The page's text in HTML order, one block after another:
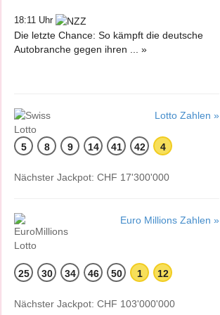
18:11 Uhr
Die letzte Chance: So kämpft die deutsche
Autobranche gegen ihren ... »
Lotto Zahlen »
5 8 9 14 41 42 4
Nächster Jackpot: CHF 17'300'000
Euro Millions Zahlen »
25 30 34 46 50 1 12
Nächster Jackpot: CHF 103'000'000